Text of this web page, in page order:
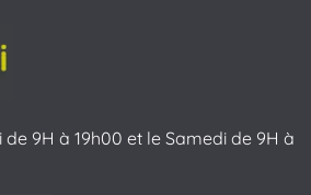
9H à 19h00 et le Samedi de 9H à